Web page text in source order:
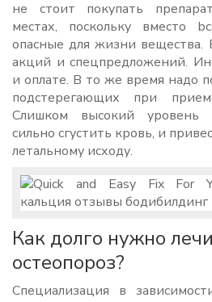
не стоит покупать
местах, поскольку вместо
опасные для жизни вещества.
акций и спецпредложений.
и оплате. В то же время надо
подстерегающих при
Слишком высокий уровень
сильно сгустить кровь, и
летальному исходу.
Как долго нужно
остеопороз?
Специализация в